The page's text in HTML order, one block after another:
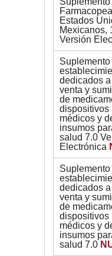
Estados
Mexicanos,
Versión
Suplemento
dedicados a
venta y
de
dispositivos
médicos y
insumos
salud 7.0
Electrónica
Suplemento
dedicados a
venta y
de
dispositivos
médicos y
insumos
salud 7.0